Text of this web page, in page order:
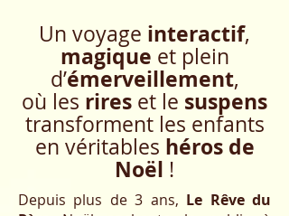
Un voyage interactif,
magique et plein
d’émerveillement,
où les rires et le suspens
transforment les enfants
en véritables héros de
Noël !
Depuis plus de 3 ans, Le Rêve du